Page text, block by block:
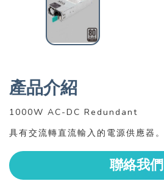
產品介紹
1000W AC-DC Redundant
具有交流轉直流輸入的電源供應器。
聯絡我們